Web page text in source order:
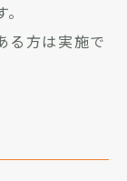
る方は実施で